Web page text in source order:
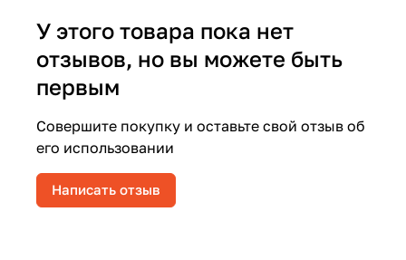
У этого товара пока нет
отзывов, но вы можете быть
первым
Совершите покупку и оставьте свой отзыв об
его использовании
Написать отзыв